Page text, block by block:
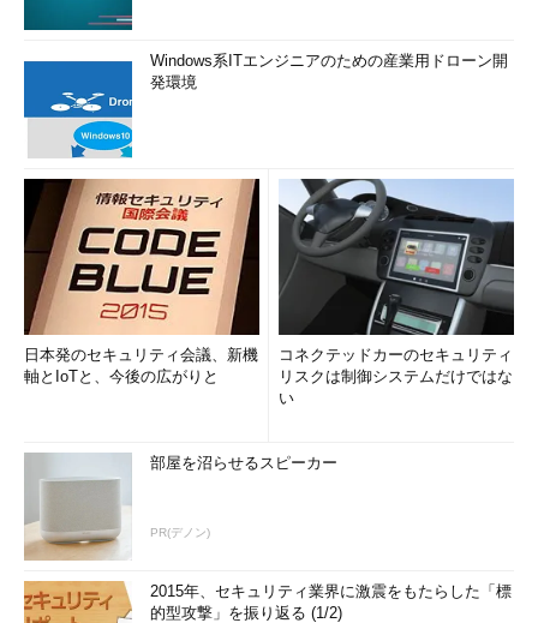
Windows系ITエンジニアのための産業用ドローン開
発環境
日本発のセキュリティ会議、新機
軸とIoTと、今後の広がりと
コネクテッドカーのセキュリティ
リスクは制御システムだけではな
い
部屋を沼らせるスピーカー
PR(デノン)
2015年、セキュリティ業界に激震をもたらした「標
的型攻撃」を振り返る (1/2)